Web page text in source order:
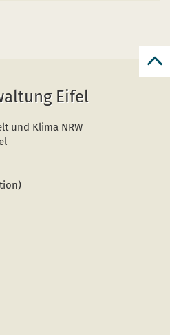
Eifel
und Klima NRW